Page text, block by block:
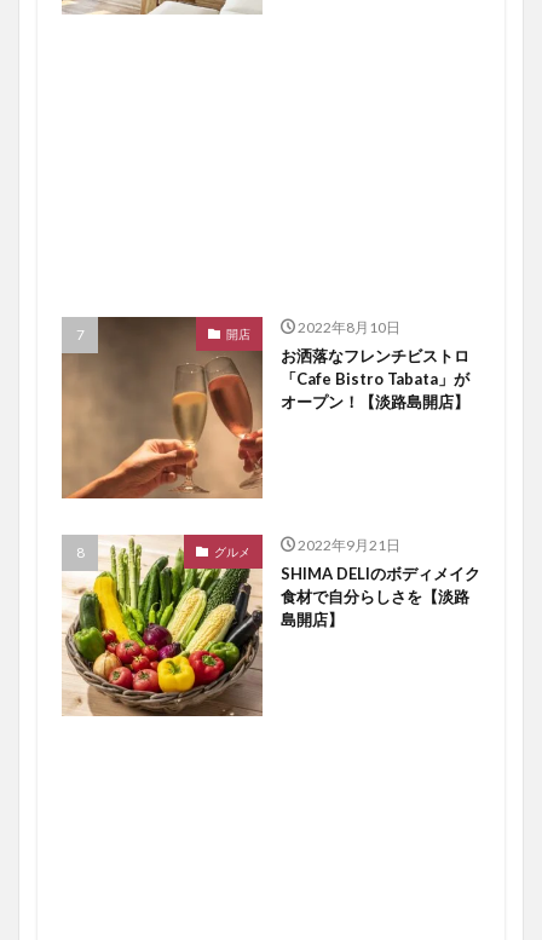
開店 2022年8月10日
お洒落なフレンチビストロ
「Cafe Bistro Tabata」が
オープン！【淡路島開店】
グルメ 2022年9月21日
SHIMA DELIのボディメイク
食材で自分らしさを【淡路
島開店】